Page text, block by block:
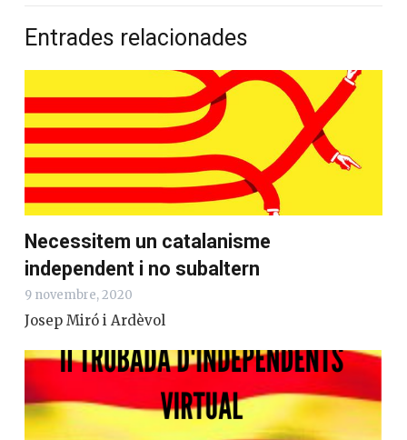
Entrades relacionades
Necessitem un catalanisme
independent i no subaltern
9 novembre, 2020
Josep Miró i Ardèvol